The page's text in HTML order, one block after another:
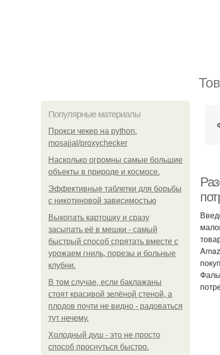
Популярные материалы
Прокси чекер на python.
mosajjal/proxychecker
Насколько огромны самые большие
объекты в природе и космосе.
Эффективные таблетки для борьбы
с никотиновой зависимостью
Выкопать картошку и сразу
засыпать её в мешки - самый
быстрый способ спрятать вместе с
урожаем гниль, порезы и больные
клубни.
В том случае, если баклажаны
стоят красивой зелёной стеной, а
плодов почти не видно - радоваться
тут нечему.
Холодный душ - это не просто
способ проснуться быстро.